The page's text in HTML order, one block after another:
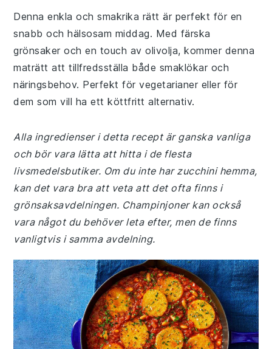
Denna enkla och smakrika rätt är perfekt för en
snabb och hälsosam middag. Med färska
grönsaker och en touch av olivolja, kommer denna
maträtt att tillfredsställa både smaklökar och
näringsbehov. Perfekt för vegetarianer eller för
dem som vill ha ett köttfritt alternativ.
Alla ingredienser i detta recept är ganska vanliga
och bör vara lätta att hitta i de flesta
livsmedelsbutiker. Om du inte har zucchini hemma,
kan det vara bra att veta att det ofta finns i
grönsaksavdelningen. Champinjoner kan också
vara något du behöver leta efter, men de finns
vanligtvis i samma avdelning.